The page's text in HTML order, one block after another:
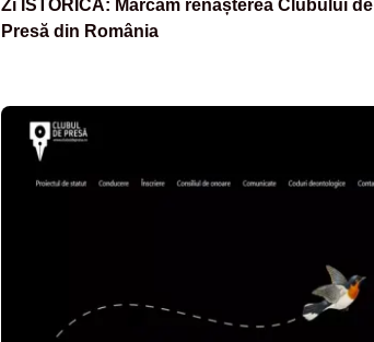
Zi ISTORICĂ: Marcăm renașterea Clubului de
Presă din România